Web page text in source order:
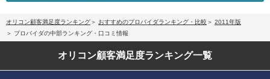
オリコン顧客満足度ランキング おすすめのプロバイダランキング・比較
2011年版
プロバイダの中部ランキング・口コミ情報
オリコン顧客満足度ランキング一覧